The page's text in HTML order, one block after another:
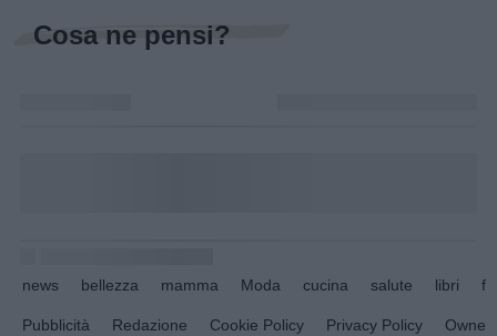
Cosa ne pensi?
news bellezza mamma Moda cucina salute libri
Pubblicità Redazione Cookie Policy Privacy Policy